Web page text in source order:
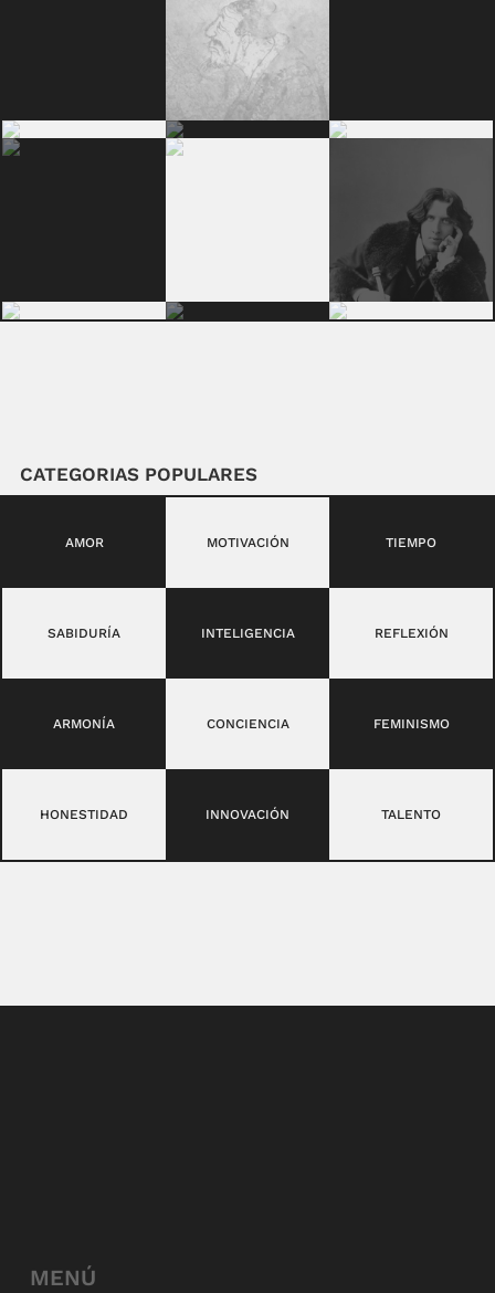
CATEGORIAS POPULARES
AMOR MOTIVACIÓN TIEMPO
SABIDURÍA INTELIGENCIA REFLEXIÓN
ARMONÍA CONCIENCIA FEMINISMO
HONESTIDAD INNOVACIÓN TALENTO
MENÚ